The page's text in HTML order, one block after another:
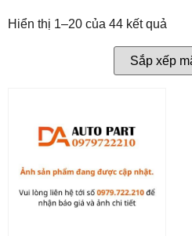
Hiển thị 1–20 của 44 kết quả